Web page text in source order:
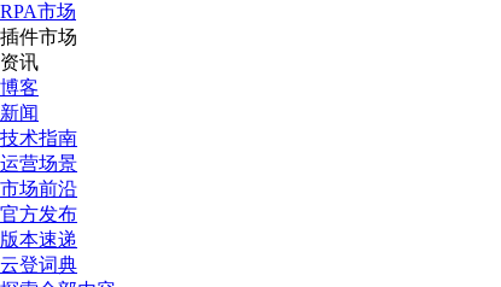
RPA市场
插件市场
资讯
博客
新闻
技术指南
运营场景
市场前沿
官方发布
版本速递
云登词典